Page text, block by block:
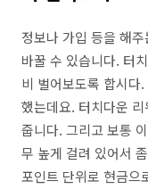
정보나 가입 등을 해
바꿀 수 있습니다. 터
비 벌어보도록 합시다
했는데요. 터치다운
줍니다. 그리고 보통
무 높게 걸려 있어서
포인트 단위로 현금으